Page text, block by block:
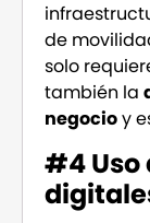
de
solo
también la
negocioy
#4 Uso